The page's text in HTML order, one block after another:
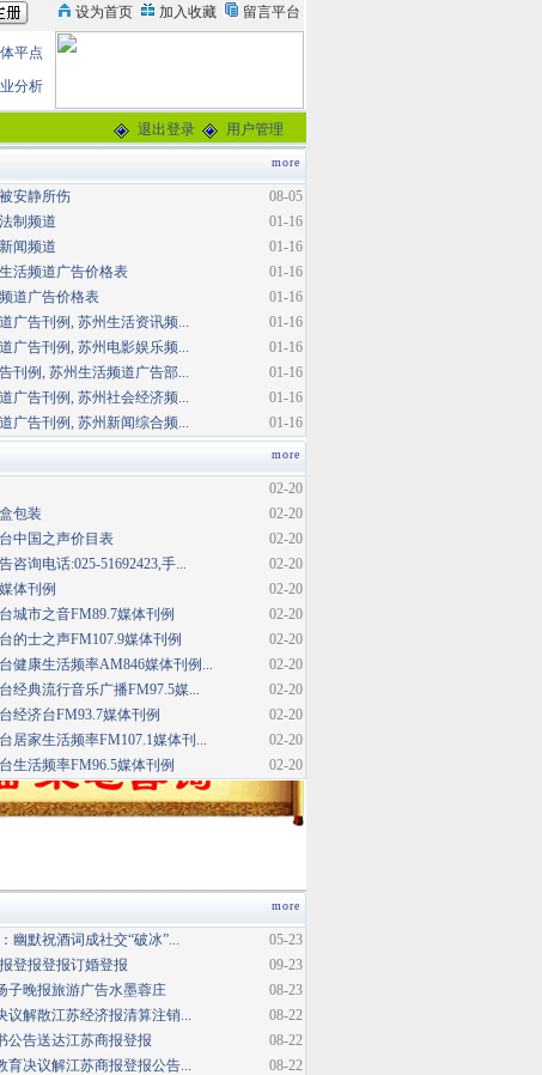
平点
分析
退出登录 用户管理
more
08-05
安静所伤
01-16
制频道
01-16
闻频道
01-16
活频道广告价格表
01-16
道广告价格表
01-16
广告刊例, 苏州生活资讯频...
01-16
广告刊例, 苏州电影娱乐频...
01-16
刊例, 苏州生活频道广告部...
01-16
广告刊例, 苏州社会经济频...
01-16
广告刊例, 苏州新闻综合频...
more
02-20
02-20
包装
02-20
中国之声价目表
02-20
咨询电话:025-51692423,手...
02-20
体刊例
02-20
城市之音FM89.7媒体刊例
02-20
的士之声FM107.9媒体刊例
02-20
健康生活频率AM846媒体刊例...
02-20
经典流行音乐广播FM97.5媒...
02-20
经济台FM93.7媒体刊例
02-20
居家生活频率FM107.1媒体刊...
02-20
生活频率FM96.5媒体刊例
more
05-23
幽默祝酒词成社交“破冰”...
09-23
登报登报订婚登报
08-23
子晚报旅游广告水墨蓉庄
08-22
议解散江苏经济报清算注销...
08-22
公告送达江苏商报登报
08-22
育决议解江苏商报登报公告...